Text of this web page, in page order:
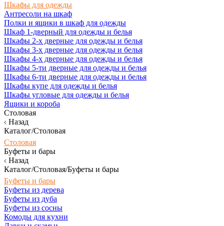
Шкафы для одежды
Антресоли на шкаф
Полки и ящики в шкаф для одежды
Шкаф 1-дверный для одежды и белья
Шкафы 2-х дверные для одежды и белья
Шкафы 3-х дверные для одежды и белья
Шкафы 4-х дверные для одежды и белья
Шкафы 5-ти дверные для одежды и белья
Шкафы 6-ти дверные для одежды и белья
Шкафы купе для одежды и белья
Шкафы угловые для одежды и белья
Ящики и короба
Столовая
Назад
Каталог/Столовая
Столовая
Буфеты и бары
Назад
Каталог/Столовая/Буфеты и бары
Буфеты и бары
Буфеты из дерева
Буфеты из дуба
Буфеты из сосны
Комоды для кухни